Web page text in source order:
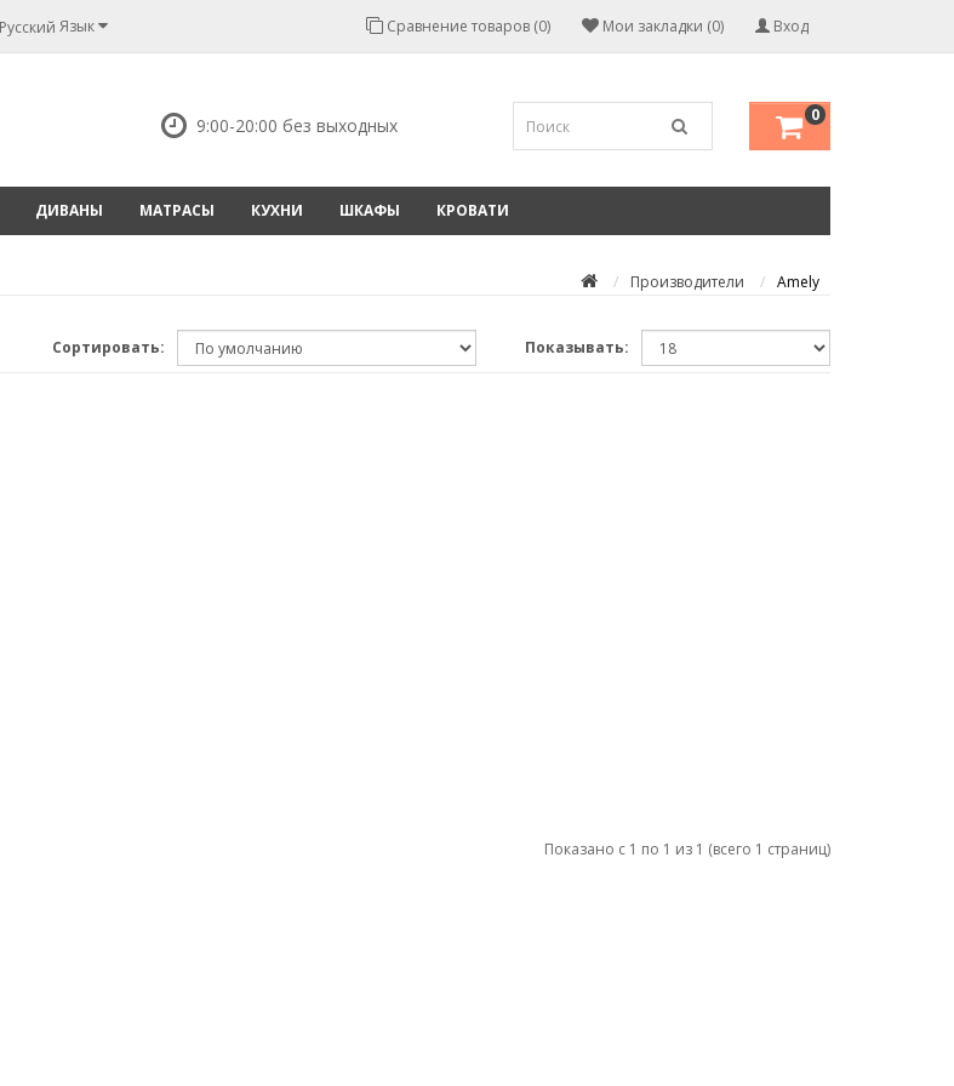
Язык Вход
Мои закладки (0)
Сравнение товаров (0)
9:00-20:00 без выходных 0
ДИВАНЫ МАТРАСЫ КУХНИ ШКАФЫ КРОВАТИ
Производители Amely
Сортировать: Показывать:
Показано с 1 по 1 из 1 (всего 1 страниц)